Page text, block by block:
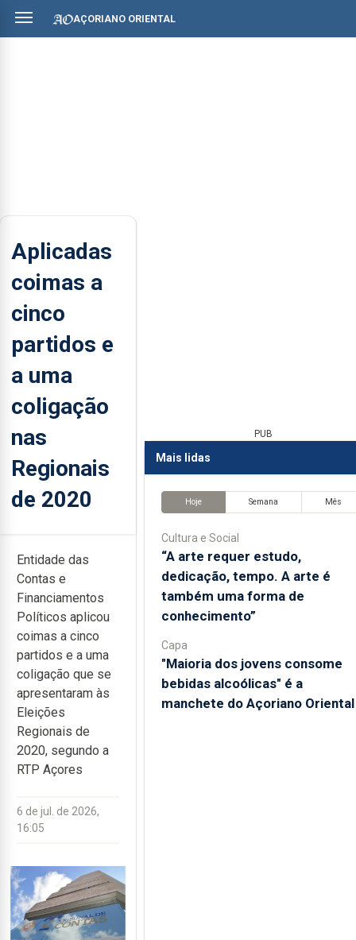
AÇORIANO ORIENTAL
Aplicadas
coimas a
cinco
partidos e
a uma
coligação
nas
Regionais
de 2020
Entidade das
Contas e
Financiamentos
Políticos aplicou
coimas a cinco
partidos e a uma
coligação que se
apresentaram às
Eleições
Regionais de
2020, segundo a
RTP Açores
6 de jul. de 2026,
16:05
PUB
Mais lidas
Hoje Semana Mês
Cultura e Social
“A arte requer estudo,
dedicação, tempo. A arte é
também uma forma de
conhecimento”
Capa
"Maioria dos jovens consome
bebidas alcoólicas" é a
manchete do Açoriano Oriental